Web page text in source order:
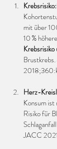
Krebsrisiko:
mit über
10 %
Krebsrisiko
Herz-
Konsum
Risiko für
JACC